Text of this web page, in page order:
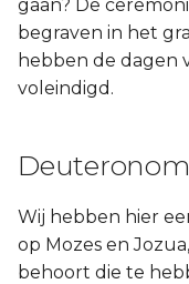
gaan? De
begraven in het
hebben de dagen
voleindigd.
Wij hebben hier
op Mozes en
behoort die te